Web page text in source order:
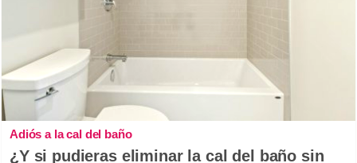
Adiós a la cal del baño
¿Y si pudieras eliminar la cal del baño sin